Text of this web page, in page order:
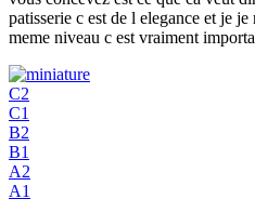
patisserie c est de l elegance et je
meme niveau c est vraiment
C2
C1
B2
B1
A2
A1